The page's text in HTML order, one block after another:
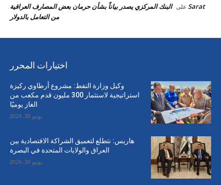
Sarat على البنك المركزي يصدر بياناً بشأن حرمان بعض المصارف العراقية
من التعامل بالدولار
اختيارات المحرر
وكيل وزارة النفط: مشروع أرطاوي ركيزة
استراتيجية لاستثمار 300 مليون قدم مكعب من
الغاز يوميًا
يونيو 30, 2026
هاريس: نتطلع لتعميق الشراكة الاقتصادية بين
العراق والولايات المتحدة في البصرة
يونيو 30, 2026